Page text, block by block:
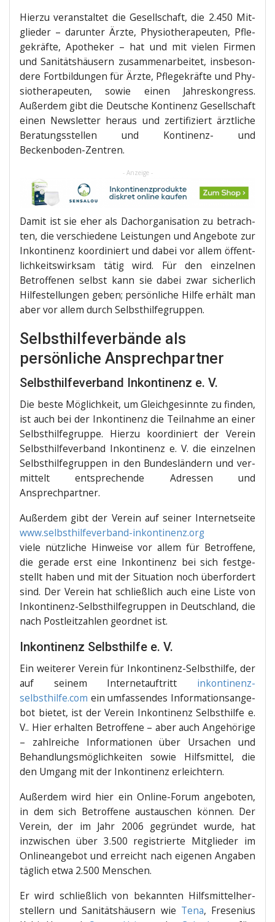
Hier­zu ver­an­stal­tet die Gesell­schaft, die 2.450 Mit­
glie­der – dar­un­ter Ärz­te, Phy­sio­the­ra­peu­ten, Pfle­
ge­kräf­te, Apo­the­ker – hat und mit vie­len Fir­men
und Sani­täts­häu­sern zusam­men­ar­bei­tet, ins­be­son­
de­re Fort­bil­dun­gen für Ärz­te, Pfle­ge­kräf­te und Phy­
sio­the­ra­peu­ten, sowie einen Jah­res­kon­gress.
Außer­dem gibt die Deut­sche Kon­ti­nenz Gesell­schaft
einen News­let­ter her­aus und zer­ti­fi­ziert ärzt­li­che
Bera­tungs­stel­len und Kon­ti­nenz- und
Beckenboden-Zentren.
- Anzeige -
Damit ist sie eher als Dach­or­ga­ni­sa­ti­on zu betrach­
ten, die ver­schie­de­ne Leis­tun­gen und Ange­bo­te zur
Inkon­ti­nenz koor­di­niert und dabei vor allem öffent­
lich­keits­wirk­sam tätig wird. Für den ein­zel­nen
Betrof­fe­nen selbst kann sie dabei zwar sicher­lich
Hil­fe­stel­lun­gen geben; per­sön­li­che Hil­fe erhält man
aber vor allem durch Selbsthilfegruppen.
Selbsthilfeverbände als
persönliche Ansprechpartner
Selbsthilfeverband Inkontinenz e. V.
Die bes­te Mög­lich­keit, um Gleich­ge­sinn­te zu fin­den,
ist auch bei der Inkon­ti­nenz die Teil­nah­me an einer
Selbst­hil­fe­grup­pe. Hier­zu koor­di­niert der Ver­ein
Selbst­hil­fe­ver­band Inkon­ti­nenz e. V. die ein­zel­nen
Selbst­hil­fe­grup­pen in den Bun­des­län­dern und ver­
mit­telt ent­spre­chen­de Adres­sen und
Ansprechpartner.
Außer­dem gibt der Ver­ein auf sei­ner Inter­net­sei­te
www.selbsthilfeverband-inkontinenz.org
vie­le nütz­li­che Hin­wei­se vor allem für Betrof­fe­ne,
die gera­de erst eine Inkon­ti­nenz bei sich fest­ge­
stellt haben und mit der Situa­ti­on noch über­for­dert
sind. Der Ver­ein hat schließ­lich auch eine Lis­te von
Inkon­ti­nenz-Selbst­hil­fe­grup­pen in Deutsch­land, die
nach Post­leit­zah­len geord­net ist.
Inkontinenz Selbsthilfe e. V.
Ein wei­te­rer Ver­ein für Inkon­ti­nenz-Selbst­hil­fe, der
auf sei­nem Inter­net­auf­tritt inkontinenz-
selbsthilfe.com ein umfas­sen­des Infor­ma­ti­ons­an­ge­
bot bie­tet, ist der Ver­ein Inkon­ti­nenz Selbst­hil­fe e.
V.. Hier erhal­ten Betrof­fe­ne – aber auch Ange­hö­ri­ge
– zahl­rei­che Infor­ma­tio­nen über Ursa­chen und
Behand­lungs­mög­lich­kei­ten sowie Hilfs­mit­tel, die
den Umgang mit der Inkon­ti­nenz erleichtern.
Außer­dem wird hier ein Online-Forum ange­bo­ten,
in dem sich Betrof­fe­ne aus­tau­schen kön­nen. Der
Ver­ein, der im Jahr 2006 gegrün­det wur­de, hat
inzwi­schen über 3.500 regis­trier­te Mit­glie­der im
Online­an­ge­bot und erreicht nach eige­nen Anga­ben
täg­lich etwa 2.500 Menschen.
Er wird schließ­lich von bekann­ten Hilfs­mit­tel­her­
stel­lern und Sani­täts­häu­sern wie Tena, Fre­se­ni­us